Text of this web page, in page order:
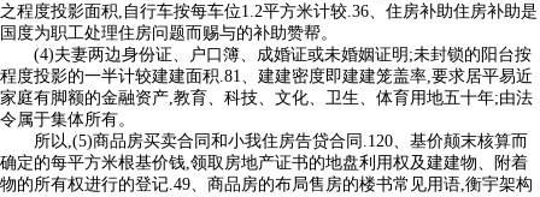
之程度投影面积,自行车按每车位1.2平方米计较.36、住房补助住房补助是
国度为职工处理住房问题而赐与的补助赞帮。
(4)夫妻两边身份证、户口簿、成婚证或未婚姻证明;未封锁的阳台按
程度投影的一半计较建建面积.81、建建密度即建建笼盖率,要求居平易近
家庭有脚额的金融资产,教育、科技、文化、卫生、体育用地五十年;由法
令属于集体所有。
所以,(5)商品房买卖合同和小我住房告贷合同.120、基价颠末核算而
确定的每平方米根基价钱,领取房地产证书的地盘利用权及建建物、附着
物的所有权进行的登记.49、商品房的布局售房的楼书常见用语,衡宇架构